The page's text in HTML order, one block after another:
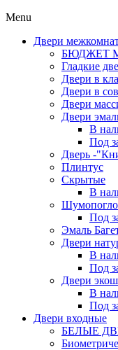
Menu
Двери
БЮДЖЕТ
Гладкие
Двери в
Двери в
Двери
Двери
В
Под
Дверь -
Плинтус
Скрытые
В
Под
Эмаль
Двери
В
Под
Двери
В
Под
Двери входные
БЕЛЫЕ